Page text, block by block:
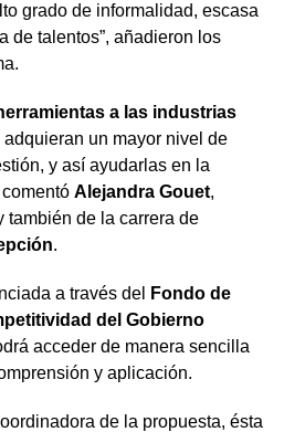
grado de informalidad, escasa
de talentos”, añadieron los
a las industrias
adquieran un mayor nivel de
y así ayudarlas en la
Alejandra Gouet,
también de la carrera de
.
a través del
Fondo de
del Gobierno
acceder de manera sencilla
y aplicación.
de la propuesta, ésta